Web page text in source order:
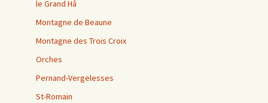
le Grand Hâ
Montagne de Beaune
Montagne des Trois Croix
Orches
Pernand-Vergelesses
St-Romain